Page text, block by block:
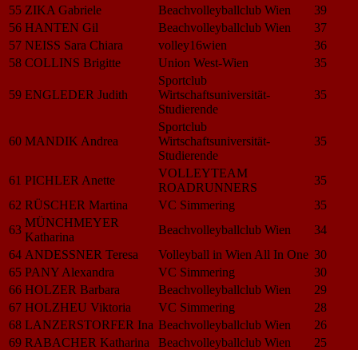
55 ZIKA Gabriele Beachvolleyballclub Wien
39
56 HANTEN Gil Beachvolleyballclub Wien
37
57 NEISS Sara Chiara volley16wien
36
58 COLLINS Brigitte Union West-Wien 35
59 ENGLEDER Judith
Sportclub
Wirtschaftsuniversität-
Studierende
35
60 MANDIK Andrea
Sportclub
Wirtschaftsuniversität-
Studierende
35
61 PICHLER Anette
VOLLEYTEAM
ROADRUNNERS
35
62 RÜSCHER Martina VC Simmering
35
63
MÜNCHMEYER
Katharina
Beachvolleyballclub Wien
34
64 ANDESSNER Teresa Volleyball in Wien All In One 30
65 PANY Alexandra VC Simmering
30
66 HOLZER Barbara Beachvolleyballclub Wien
29
67 HOLZHEU Viktoria VC Simmering
28
68 LANZERSTORFER Ina Beachvolleyballclub Wien
26
69 RABACHER Katharina Beachvolleyballclub Wien 25